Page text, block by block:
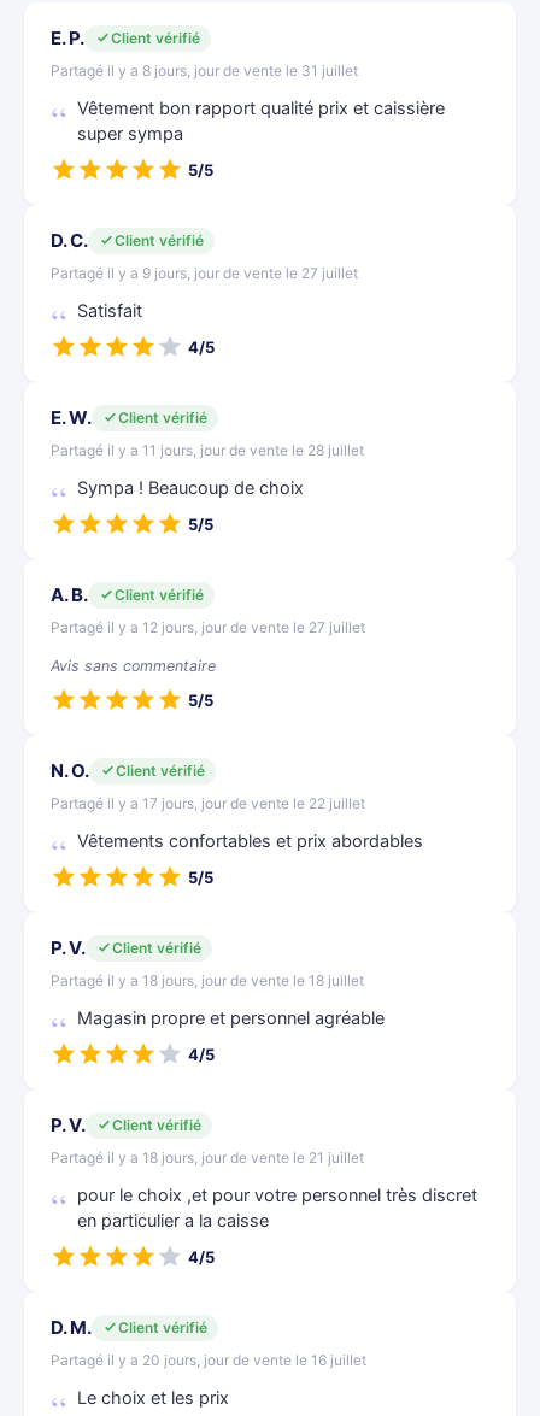
E. P.
Client vérifié
Partagé il y a 8 jours, jour de vente le 31 juillet
Vêtement bon rapport qualité prix et caissière
super sympa
5/5
D. C.
Client vérifié
Partagé il y a 9 jours, jour de vente le 27 juillet
Satisfait
4/5
E. W.
Client vérifié
Partagé il y a 11 jours, jour de vente le 28 juillet
Sympa ! Beaucoup de choix
5/5
A. B.
Client vérifié
Partagé il y a 12 jours, jour de vente le 27 juillet
Avis sans commentaire
5/5
N. O.
Client vérifié
Partagé il y a 17 jours, jour de vente le 22 juillet
Vêtements confortables et prix abordables
5/5
P. V.
Client vérifié
Partagé il y a 18 jours, jour de vente le 18 juillet
Magasin propre et personnel agréable
4/5
P. V.
Client vérifié
Partagé il y a 18 jours, jour de vente le 21 juillet
pour le choix ,et pour votre personnel très discret
en particulier a la caisse
4/5
D. M.
Client vérifié
Partagé il y a 20 jours, jour de vente le 16 juillet
Le choix et les prix